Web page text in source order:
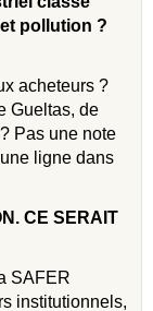
pollution ?
acheteurs ?
Gueltas, de
Pas une note
ligne dans
CE SERAIT
SAFER
institutionnels,